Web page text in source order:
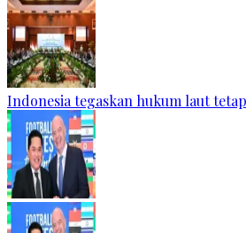
Indonesia tegaskan hukum laut